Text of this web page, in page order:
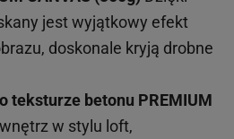
jest wyjątkowy efekt
doskonale kryją drobne
teksturze betonu PREMIUM
w stylu loft,